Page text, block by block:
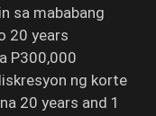
sa mababang
20 years
P300,000
ng korte
20 years and 1